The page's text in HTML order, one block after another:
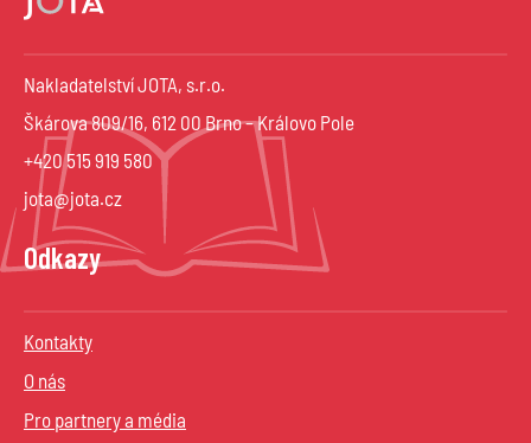
Nakladatelství JOTA, s.r.o.
Škárova 809/16, 612 00 Brno – Královo Pole
+420 515 919 580
jota@jota.cz
Odkazy
Kontakty
O nás
Pro partnery a média